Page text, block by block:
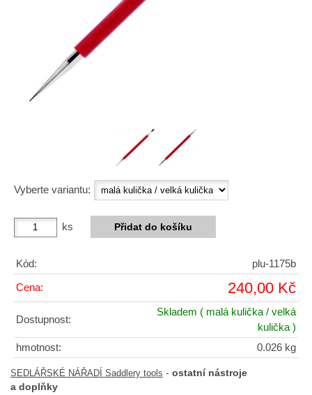
Vyberte variantu:
ks
Kód: plu-1175b
Cena: 240,00 Kč
Dostupnost:
Skladem ( malá kulička / velká
kulička )
hmotnost:
0.026 kg
SEDLÁŘSKÉ NÁŘADÍ Saddlery tools - ostatní nástroje
a doplňky